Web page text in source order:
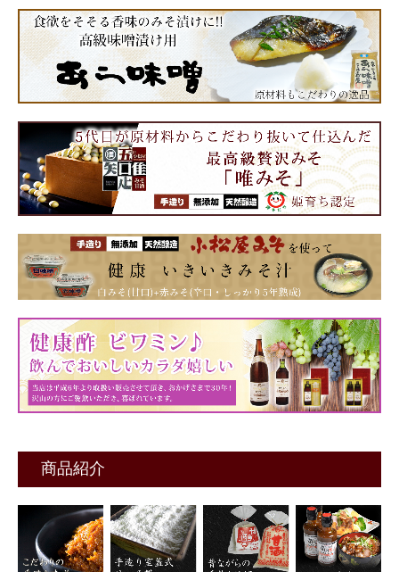
ピリ辛肉味噌
餃子のみそだれ
小松屋のこだわり
健康みそ汁
小松屋ギフト
料理レシピ
会社案内
商品紹介